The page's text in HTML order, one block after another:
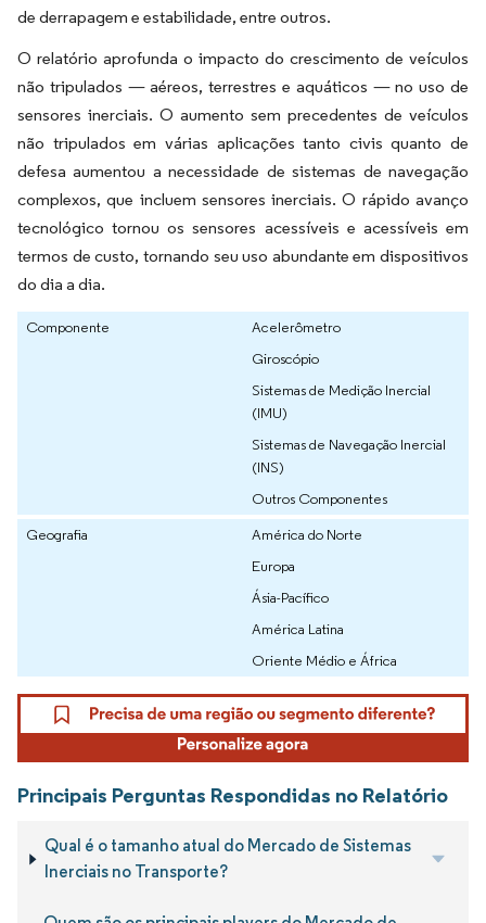
de derrapagem e estabilidade, entre outros.
O relatório aprofunda o impacto do crescimento de veículos
não tripulados — aéreos, terrestres e aquáticos — no uso de
sensores inerciais. O aumento sem precedentes de veículos
não tripulados em várias aplicações tanto civis quanto de
defesa aumentou a necessidade de sistemas de navegação
complexos, que incluem sensores inerciais. O rápido avanço
tecnológico tornou os sensores acessíveis e acessíveis em
termos de custo, tornando seu uso abundante em dispositivos
do dia a dia.
Componente
Acelerômetro
Giroscópio
Sistemas de Medição Inercial
(IMU)
Sistemas de Navegação Inercial
(INS)
Outros Componentes
Geografia
América do Norte
Europa
Ásia-Pacífico
América Latina
Oriente Médio e África
Principais Perguntas Respondidas no Relatório
Qual é o tamanho atual do Mercado de Sistemas
Inerciais no Transporte?